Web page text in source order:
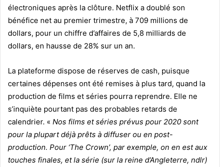
électroniques après la clôture. Netflix a doublé son
bénéfice net au premier trimestre, à 709 millions de
dollars, pour un chiffre d’affaires de 5,8 milliards de
dollars, en hausse de 28% sur un an.
La plateforme dispose de réserves de cash, puisque
certaines dépenses ont été remises à plus tard, quand la
production de films et séries pourra reprendre. Elle ne
s’inquiète pourtant pas des probables retards de
calendrier. « Nos films et séries prévus pour 2020 sont
pour la plupart déjà prêts à diffuser ou en post-
production. Pour ‘The Crown’, par exemple, on en est aux
touches finales, et la série (sur la reine d’Angleterre, ndlr)